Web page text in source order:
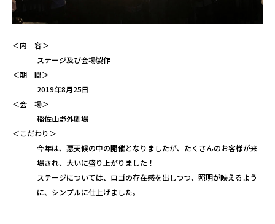
＜内 容＞
ステージ及び会場製作
＜期 間＞
2019年8月25日
＜会 場＞
稲佐山野外劇場
＜こだわり＞
今年は、悪天候の中の開催となりましたが、たくさんのお客様が来
場され、大いに盛り上がりました！
ステージについては、ロゴの存在感を出しつつ、照明が映えるよう
に、シンプルに仕上げました。